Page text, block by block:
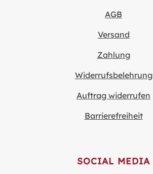
AGB
Versand
Zahlung
Widerrufsbelehrung
Auftrag widerrufen
Barrierefreiheit
SOCIAL MEDIA